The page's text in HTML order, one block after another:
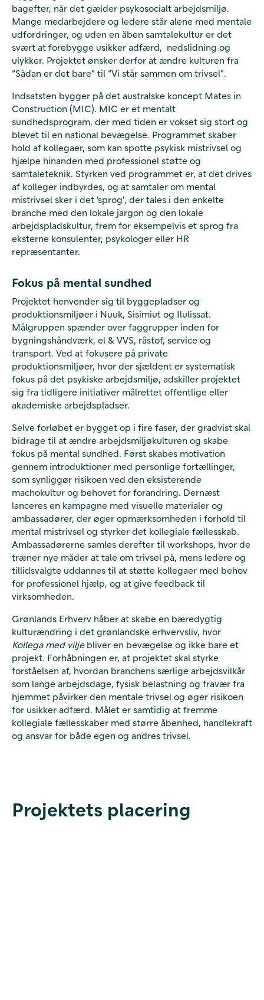
bagefter, når det gælder psykosocialt arbejdsmiljø.
Mange medarbejdere og ledere står alene med mentale
udfordringer, og uden en åben samtalekultur er det
svært at forebygge usikker adfærd, nedslidning og
ulykker. Projektet ønsker derfor at ændre kulturen fra
“Sådan er det bare” til “Vi står sammen om trivsel”.
Indsatsten bygger på det australske koncept Mates in
Construction (MIC). MIC er et mentalt
sundhedsprogram, der med tiden er vokset sig stort og
blevet til en national bevægelse. Programmet skaber
hold af kollegaer, som kan spotte psykisk mistrivsel og
hjælpe hinanden med professionel støtte og
samtaleteknik. Styrken ved programmet er, at det drives
af kolleger indbyrdes, og at samtaler om mental
mistrivsel sker i det ’sprog’, der tales i den enkelte
branche med den lokale jargon og den lokale
arbejdspladskultur, frem for eksempelvis et sprog fra
eksterne konsulenter, psykologer eller HR
repræsentanter.
Fokus på mental sundhed
Projektet henvender sig til byggepladser og
produktionsmiljøer i Nuuk, Sisimiut og Ilulissat.
Målgruppen spænder over faggrupper inden for
bygningshåndværk, el & VVS, råstof, service og
transport. Ved at fokusere på private
produktionsmiljøer, hvor der sjældent er systematisk
fokus på det psykiske arbejdsmiljø, adskiller projektet
sig fra tidligere initiativer målrettet offentlige eller
akademiske arbejdspladser.
Selve forløbet er bygget op i fire faser, der gradvist skal
bidrage til at ændre arbejdsmiljøkulturen og skabe
fokus på mental sundhed. Først skabes motivation
gennem introduktioner med personlige fortællinger,
som synliggør risikoen ved den eksisterende
machokultur og behovet for forandring. Dernæst
lanceres en kampagne med visuelle materialer og
ambassadører, der øger opmærksomheden i forhold til
mental mistrivsel og styrker det kollegiale fællesskab.
Ambassadørerne samles derefter til workshops, hvor de
træner nye måder at tale om trivsel på, mens ledere og
tillidsvalgte uddannes til at støtte kollegaer med behov
for professionel hjælp, og at give feedback til
virksomheden.
Grønlands Erhverv håber at skabe en bæredygtig
kulturændring i det grønlandske erhvervsliv, hvor
Kollega med viljebliver en bevægelse og ikke bare et
projekt. Forhåbningen er, at projektet skal styrke
forståelsen af, hvordan branchens særlige arbejdsvilkår
som lange arbejdsdage, fysisk belastning og fravær fra
hjemmet påvirker den mentale trivsel og øger risikoen
for usikker adfærd. Målet er samtidig at fremme
kollegiale fællesskaber med større åbenhed, handlekraft
og ansvar for både egen og andres trivsel.
Projektets placering